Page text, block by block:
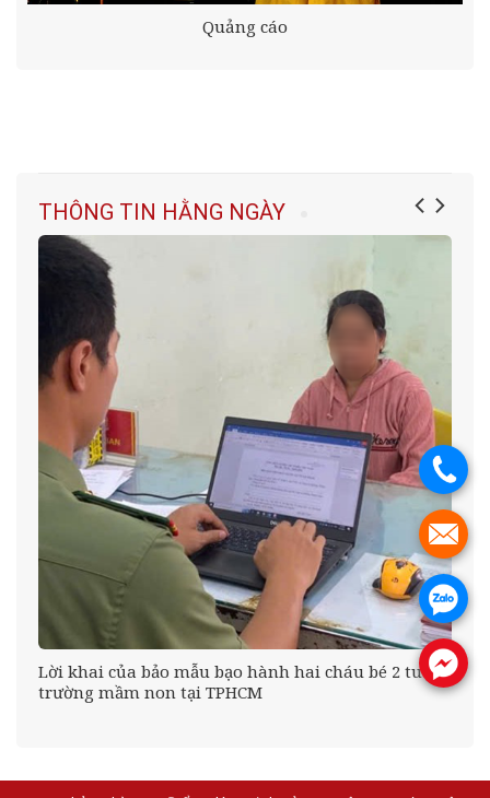
Quảng cáo
THÔNG TIN HẰNG NGÀY
Lời khai của bảo mẫu bạo hành hai cháu bé 2 tuổi ở
trường mầm non tại TPHCM
.
.
.
.